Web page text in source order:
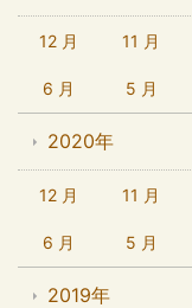
12 月 11 月
6 月 5 月
2020年
12 月 11 月
6 月 5 月
2019年